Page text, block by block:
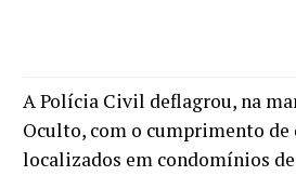
A Polícia Civil deflagrou, na
Oculto, com o cumprimento de
localizados em condomínios